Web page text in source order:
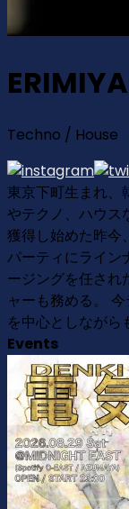
ERIMIYA
Techno / House
東京下町生まれ、
やテクノ、ハウス
獲得し始めた昨
パーティにライン
ージングを任され
ャーも務める。
を中心としながら
Events